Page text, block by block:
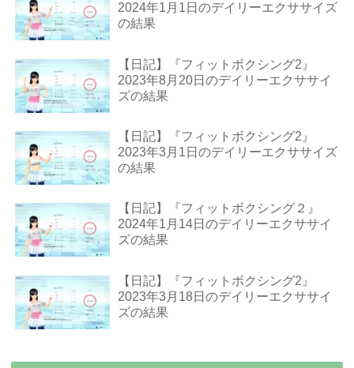
2024年1月1日のデイリーエクササイズ
の結果
【日記】『フィットボクシング2』
2023年8月20日のデイリーエクササイ
ズの結果
【日記】『フィットボクシング2』
2023年3月1日のデイリーエクササイズ
の結果
【日記】『フィットボクシング２』
2024年1月14日のデイリーエクササイ
ズの結果
【日記】『フィットボクシング2』
2023年3月18日のデイリーエクササイ
ズの結果